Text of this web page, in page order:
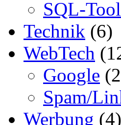
SQL-
Technik (6)
WebTech
Google
Spam/
Werbung (4)